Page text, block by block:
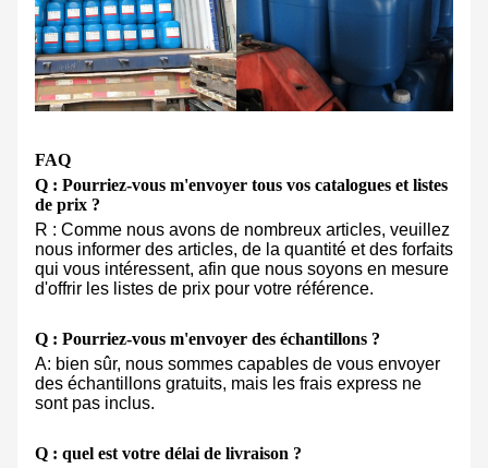
FAQ
Q : Pourriez-vous m'envoyer tous vos catalogues et listes
de prix ?
R : Comme nous avons de nombreux articles, veuillez
nous informer des articles, de la quantité et des forfaits
qui vous intéressent, afin que nous soyons en mesure
d'offrir les listes de prix pour votre référence.
Q : Pourriez-vous m'envoyer des échantillons ?
A: bien sûr, nous sommes capables de vous envoyer
des échantillons gratuits, mais les frais express ne
sont pas inclus.
Q : quel est votre délai de livraison ?